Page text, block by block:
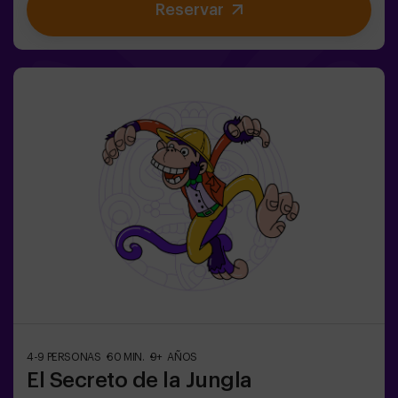
Primero hay que crearla pero... ¡nadie ha conseguido
hacerlo en toda la historia de la magia! Os espera la
opción de que un monitor les acompañe en la aventura,
consúltanos las condiciones.⚠️ Existen pasos
estrechos ⚠️🧩 Nivel de dificultad: bajo.
Reservar
4-9 PERSONAS 60 MIN. 9+ AÑOS
El Secreto de la Jungla